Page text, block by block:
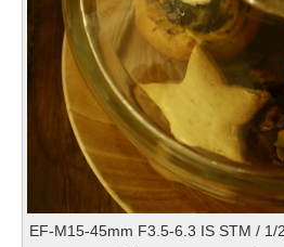
EF-M15-45mm F3.5-6.3 IS STM / 1/